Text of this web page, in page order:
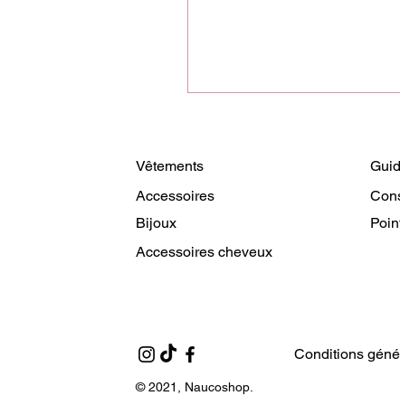
Vêtements
Accessoires
Bijoux
Accessoires cheveux
Conditions
© 2021, Naucoshop.